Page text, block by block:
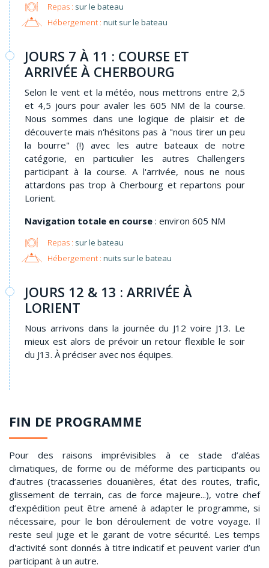
Repas : sur le bateau
Hébergement : nuit sur le bateau
JOURS 7 À 11 : COURSE ET
ARRIVÉE À CHERBOURG
Selon le vent et la météo, nous mettrons entre 2,5
et 4,5 jours pour avaler les 605 NM de la course.
Nous sommes dans une logique de plaisir et de
découverte mais n'hésitons pas à "nous tirer un peu
la bourre" (!) avec les autre bateaux de notre
catégorie, en particulier les autres Challengers
participant à la course. A l'arrivée, nous ne nous
attardons pas trop à Cherbourg et repartons pour
Lorient.
Navigation totale en course : environ 605 NM
Repas : sur le bateau
Hébergement : nuits sur le bateau
JOURS 12 & 13 : ARRIVÉE À
LORIENT
Nous arrivons dans la journée du J12 voire J13. Le
mieux est alors de prévoir un retour flexible le soir
du J13. À préciser avec nos équipes.
FIN DE PROGRAMME
Pour des raisons imprévisibles à ce stade d’aléas
climatiques, de forme ou de méforme des participants ou
d’autres (tracasseries douanières, état des routes, trafic,
glissement de terrain, cas de force majeure...), votre chef
d’expédition peut être amené à adapter le programme, si
nécessaire, pour le bon déroulement de votre voyage. Il
reste seul juge et le garant de votre sécurité. Les temps
d'activité sont donnés à titre indicatif et peuvent varier d’un
participant à un autre.